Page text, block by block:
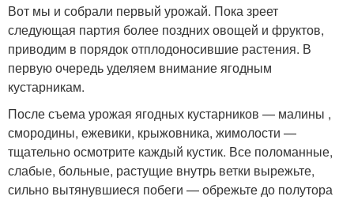
Вот мы и собрали первый урожай. Пока зреет
следующая партия более поздних овощей и фруктов,
приводим в порядок отплодоносившие растения. В
первую очередь уделяем внимание ягодным
кустарникам.
После съема урожая ягодных кустарников — малины ,
смородины, ежевики, крыжовника, жимолости —
тщательно осмотрите каждый кустик. Все поломанные,
слабые, больные, растущие внутрь ветки вырежьте,
сильно вытянувшиеся побеги — обрежьте до полутора